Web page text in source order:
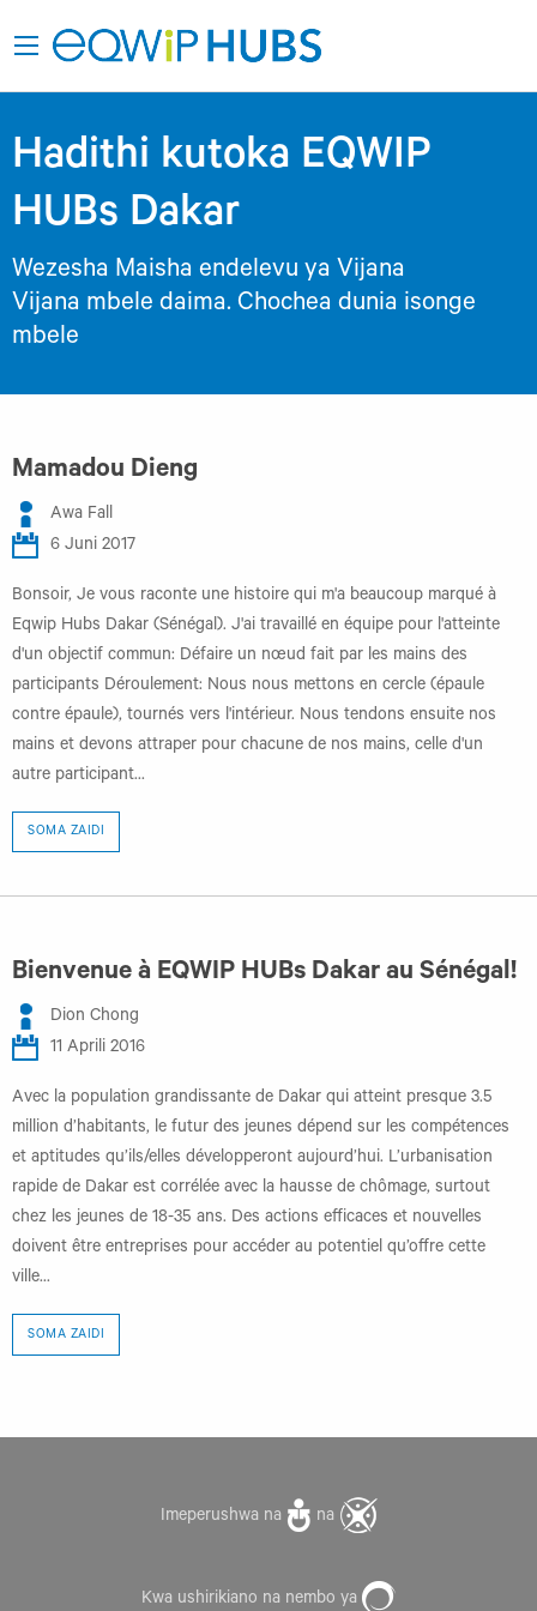
Hadithi kutoka EQWIP
HUBs Dakar
Wezesha Maisha endelevu ya Vijana
Vijana mbele daima. Chochea dunia isonge
mbele
Mamadou Dieng
Awa Fall
6 Juni 2017
Bonsoir, Je vous raconte une histoire qui m'a beaucoup marqué à
Eqwip Hubs Dakar (Sénégal). J'ai travaillé en équipe pour l'atteinte
d'un objectif commun: Défaire un nœud fait par les mains des
participants Déroulement: Nous nous mettons en cercle (épaule
contre épaule), tournés vers l'intérieur. Nous tendons ensuite nos
mains et devons attraper pour chacune de nos mains, celle d'un
autre participant...
SOMA ZAIDI
Bienvenue à EQWIP HUBs Dakar au Sénégal!
Dion Chong
11 Aprili 2016
Avec la population grandissante de Dakar qui atteint presque 3.5
million d’habitants, le futur des jeunes dépend sur les compétences
et aptitudes qu’ils/elles développeront aujourd’hui. L’urbanisation
rapide de Dakar est corrélée avec la hausse de chômage, surtout
chez les jeunes de 18-35 ans. Des actions efficaces et nouvelles
doivent être entreprises pour accéder au potentiel qu’offre cette
ville...
SOMA ZAIDI
Imeperushwa na na
Kwa ushirikiano na nembo ya